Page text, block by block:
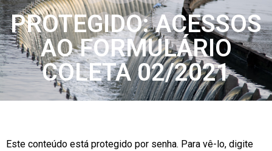
PROTEGIDO: ACESSOS
AO FORMULÁRIO
COLETA 02/2021
Este conteúdo está protegido por senha. Para vê-lo, digite